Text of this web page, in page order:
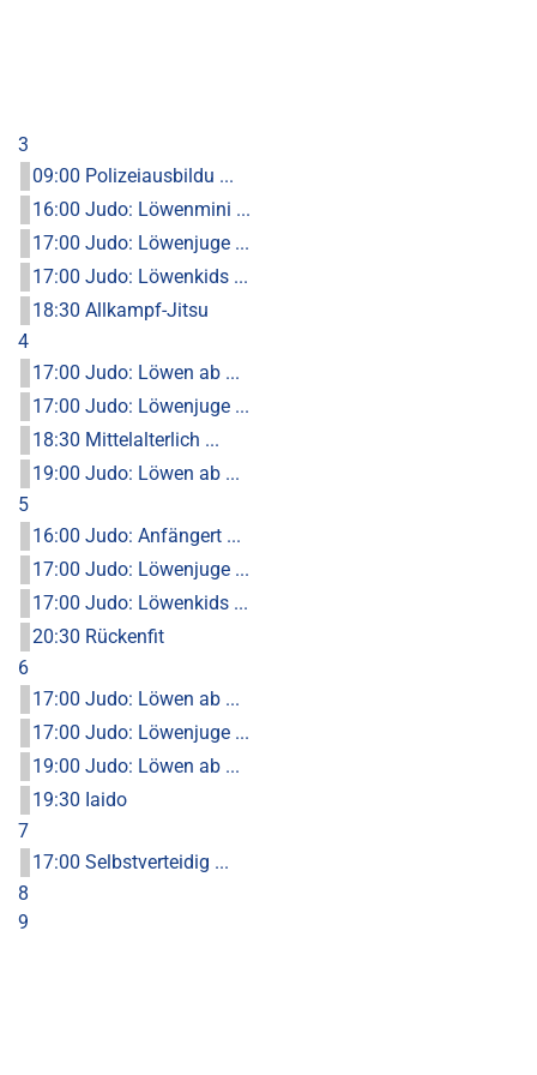
3
09:00 Polizeiausbildu ...
16:00 Judo: Löwenmini ...
17:00 Judo: Löwenjuge ...
17:00 Judo: Löwenkids ...
18:30 Allkampf-Jitsu
4
17:00 Judo: Löwen ab ...
17:00 Judo: Löwenjuge ...
18:30 Mittelalterlich ...
19:00 Judo: Löwen ab ...
5
16:00 Judo: Anfängert ...
17:00 Judo: Löwenjuge ...
17:00 Judo: Löwenkids ...
20:30 Rückenfit
6
17:00 Judo: Löwen ab ...
17:00 Judo: Löwenjuge ...
19:00 Judo: Löwen ab ...
19:30 Iaido
7
17:00 Selbstverteidig ...
8
9